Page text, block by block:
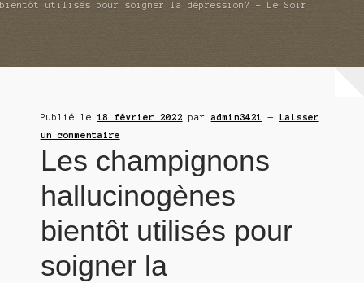
bientôt utilisés pour soigner la dépression? – Le Soir
Publié le 18 février 2022 paradmin3421 — Laisser
un commentaire
Les champignons
hallucinogènes
bientôt utilisés pour
soigner la